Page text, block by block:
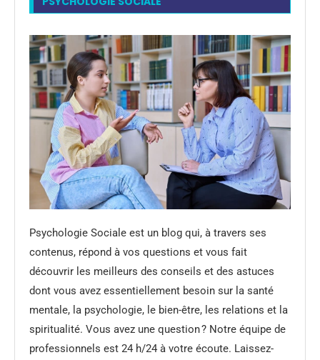
Psychologie Sociale est un blog qui, à travers ses
contenus, répond à vos questions et vous fait
découvrir les meilleurs des conseils et des astuces
dont vous avez essentiellement besoin sur la santé
mentale, la psychologie, le bien-être, les relations et la
spiritualité. Vous avez une question ? Notre équipe de
professionnels est 24 h/24 à votre écoute. Laissez-